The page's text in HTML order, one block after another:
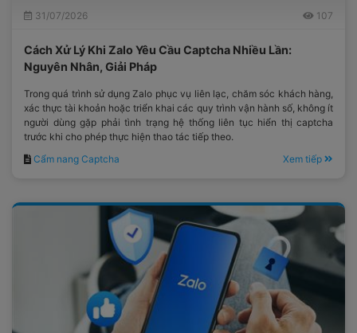
31/07/2026 107
Cách Xử Lý Khi Zalo Yêu Cầu Captcha Nhiều Lần:
Nguyên Nhân, Giải Pháp
Trong quá trình sử dụng Zalo phục vụ liên lạc, chăm sóc khách hàng,
xác thực tài khoản hoặc triển khai các quy trình vận hành số, không ít
người dùng gặp phải tình trạng hệ thống liên tục hiển thị captcha
trước khi cho phép thực hiện thao tác tiếp theo.
Cẩm nang Captcha
Xem tiếp